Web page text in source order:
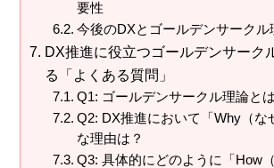
要性
今後のDXとゴールデンサークル
DX推進に役立つゴールデンサーク
る「よくある質問」
Q1: ゴールデンサークル理論と
Q2: DX推進において「Why（な
な理由は？
Q3: 具体的にどのように「How